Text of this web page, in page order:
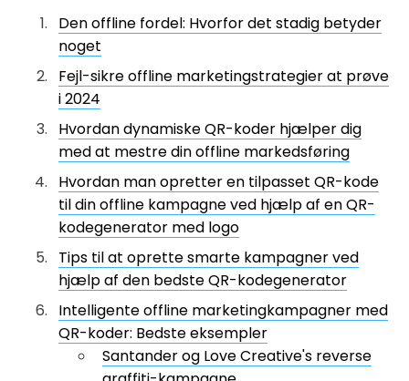
Den offline fordel: Hvorfor det stadig betyder
noget
Fejl-sikre offline marketingstrategier at prøve
i 2024
Hvordan dynamiske QR-koder hjælper dig
med at mestre din offline markedsføring
Hvordan man opretter en tilpasset QR-kode
til din offline kampagne ved hjælp af en QR-
kodegenerator med logo
Tips til at oprette smarte kampagner ved
hjælp af den bedste QR-kodegenerator
Intelligente offline marketingkampagner med
QR-koder: Bedste eksempler
Santander og Love Creative's reverse